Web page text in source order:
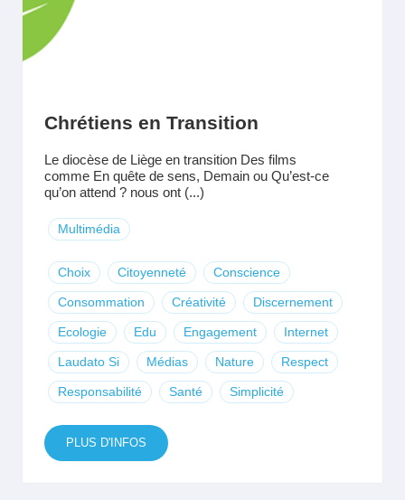
Chrétiens en Transition
Le diocèse de Liège en transition Des films
comme En quête de sens, Demain ou Qu’est-ce
qu’on attend ? nous ont (...)
Multimédia
Choix Citoyenneté Conscience
Consommation Créativité Discernement
Ecologie Edu Engagement Internet
Laudato Si Médias Nature Respect
Responsabilité Santé Simplicité
PLUS D'INFOS